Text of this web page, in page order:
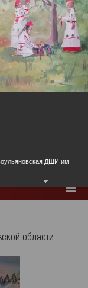
музеи семьи
Ульяновых
на Стрелецкой»
области.
ДШИ им.